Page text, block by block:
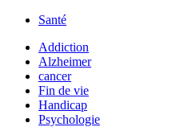
Santé
Addiction
Alzheimer
cancer
Fin de vie
Handicap
Psychologie